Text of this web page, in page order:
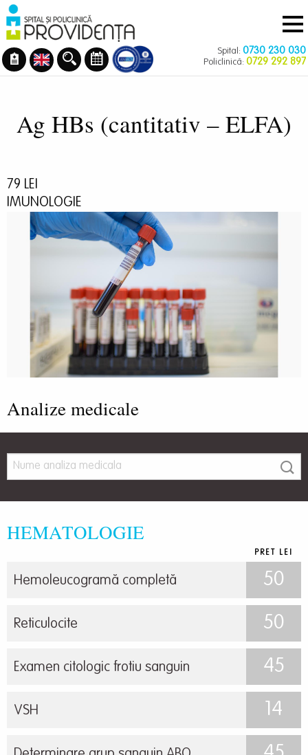
Mergi
la
conţinutul
principal
Navigare
principală
Spital: 0730 230 030
Policlinică: 0729 292 897
Ag HBs (cantitativ – ELFA)
79 LEI
IMUNOLOGIE
Analize medicale
HEMATOLOGIE
PRET LEI
Hemoleucogramă completă 50
Reticulocite 50
Examen citologic frotiu sanguin 45
VSH 14